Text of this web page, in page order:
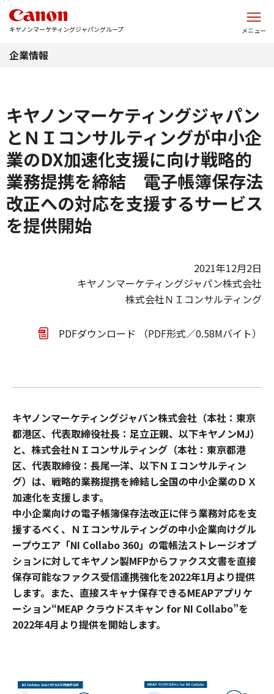
キヤノンマーケティングジャパングループ メニュー
企業情報
キヤノンマーケティングジャパン
とＮＩコンサルティングが中小企
業のDX加速化支援に向け戦略的
業務提携を締結 電子帳簿保存法
改正への対応を支援するサービス
を提供開始
2021年12月2日
キヤノンマーケティングジャパン株式会社
株式会社ＮＩコンサルティング
PDFダウンロード （PDF形式／0.58Mバイト）
キヤノンマーケティングジャパン株式会社（本社：東京
都港区、代表取締役社長：足立正親、以下キヤノンMJ）
と、株式会社ＮＩコンサルティング（本社：東京都港
区、代表取締役：長尾一洋、以下ＮＩコンサルティン
グ）は、戦略的業務提携を締結し全国の中小企業のＤＸ
加速化を支援します。
中小企業向けの電子帳簿保存法改正に伴う業務対応を支
援するべく、ＮＩコンサルティングの中小企業向けグル
ープウエア「NI Collabo 360」の電帳法ストレージオプ
ションに対してキヤノン製MFPからファクス文書を直接
保存可能なファクス受信連携強化を2022年1月より提供
します。また、直接スキャナ保存できるMEAPアプリケ
ーション“MEAP クラウドスキャン for NI Collabo”を
2022年4月より提供を開始します。